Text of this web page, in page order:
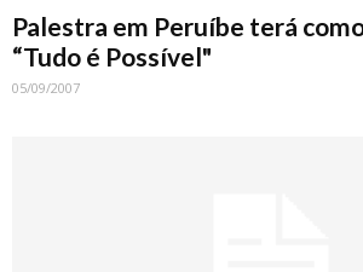
Palestra em Peruíbe terá
“Tudo é Possível"
05/09/2007